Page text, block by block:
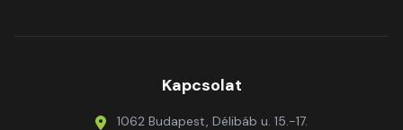
Kapcsolat
1062 Budapest, Délibáb u. 15.-17.